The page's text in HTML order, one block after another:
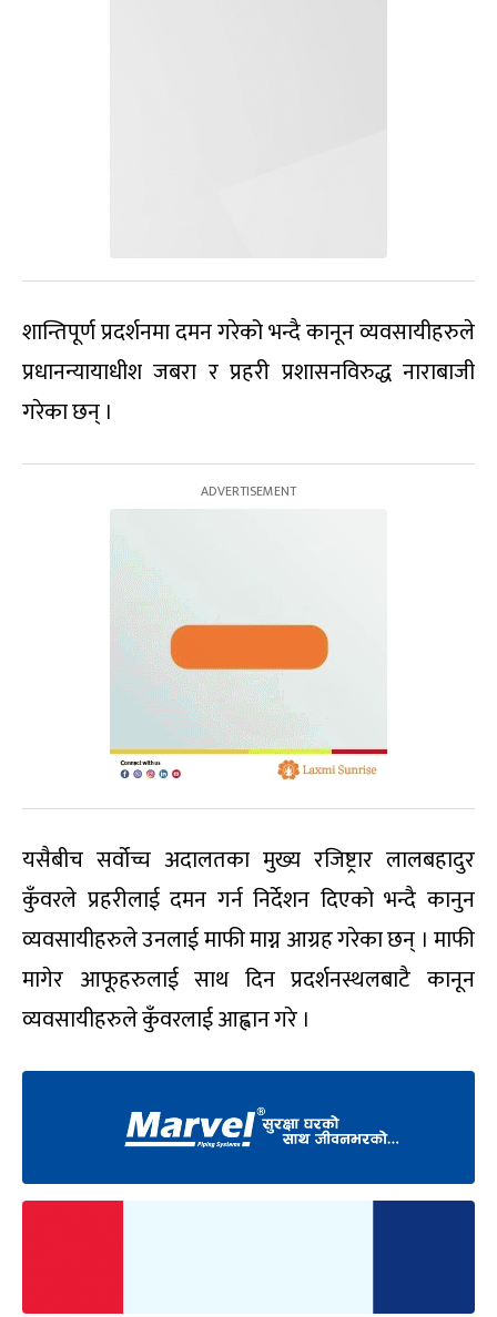
शान्तिपूर्ण प्रदर्शनमा दमन गरेको भन्दै कानून व्यवसायीहरुले
प्रधानन्यायाधीश जबरा र प्रहरी प्रशासनविरुद्ध नाराबाजी
गरेका छन् ।
यसैबीच सर्वोच्च अदालतका मुख्य रजिष्ट्रार लालबहादुर
कुँवरले प्रहरीलाई दमन गर्न निर्देशन दिएको भन्दै कानुन
व्यवसायीहरुले उनलाई माफी माग्न आग्रह गरेका छन् । माफी
मागेर आफूहरुलाई साथ दिन प्रदर्शनस्थलबाटै कानून
व्यवसायीहरुले कुँवरलाई आह्वान गरे ।